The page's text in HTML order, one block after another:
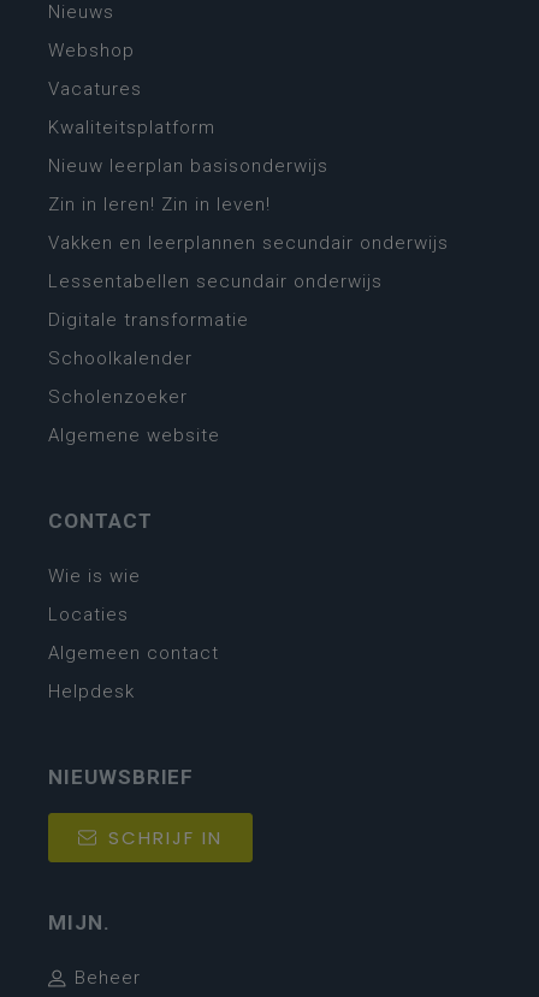
Nieuws
Webshop
Vacatures
Kwaliteitsplatform
Nieuw leerplan basisonderwijs
Zin in leren! Zin in leven!
Vakken en leerplannen secundair onderwijs
Lessentabellen secundair onderwijs
Digitale transformatie
Schoolkalender
Scholenzoeker
Algemene website
CONTACT
Wie is wie
Locaties
Algemeen contact
Helpdesk
NIEUWSBRIEF
SCHRIJF IN
MIJN.
Beheer